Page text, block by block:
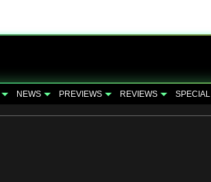
NEWS PREVIEWS REVIEWS SPECIAL